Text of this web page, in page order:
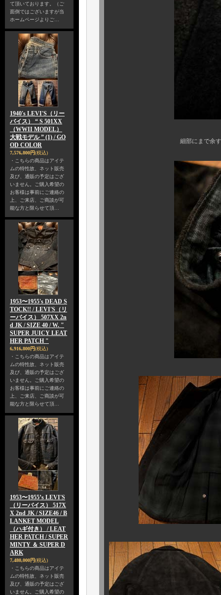
て頂いております。（ご
面倒ではございますが当
ホームページよりご…
1940's LEVI'S（リー
バイス） “ S 501XX
（WWII MODEL）
大戦モデル ” (1) / GO
OD COLOR
7,576,800円(税込)
・こちらの商品はアイテ
ムの特性故、ネット販売
及び、通販の予定はござ
いません。ご購入希望の
お客様は事前にご連絡の
上、ご来店、ご商談が可
能な方と限らせて頂…
1953〜1955's DEAD S
TOCK!! / LEVI'S（リ
ーバイス） 507XX 2n
d JK / SIZE 40 / W. "
SUPER JUICY LEAT
HER PATCH "
6,916,800円(税込)
・こちらの商品はアイテ
ムの特性故、ネット販売
及び、通販の予定はござ
いません。ご購入希望の
お客様は事前にご連絡の
上、ご来店、ご商談が可
能な方と限らせて頂…
1953〜1955’s LEVI'S
（リーバイス） 517X
X 2nd JK / SIZE46 / B
LANKET MODEL
（ハギ付き） / LEAT
HER PATCH / SUPER
MINTY ＆ SUPER D
ARK
7,480,000円(税込)
・こちらの商品はアイテ
ムの特性故、ネット販売
及び、通販の予定はござ
いません。ご購入希望の
細部にまで余すことなく、